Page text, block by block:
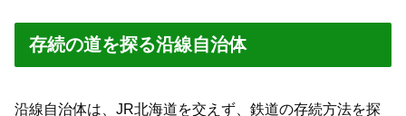
存続の道を探る沿線自治体
沿線自治体は、JR北海道を交えず、鉄道の存続方法を探